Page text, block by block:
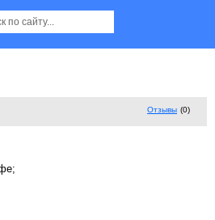
Отзывы (0)